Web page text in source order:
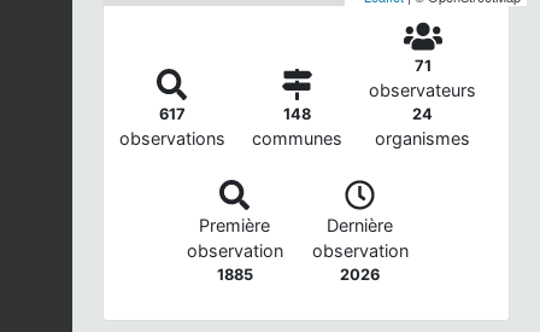
617
observations
148
communes
71
observateurs
24
organismes
Première
observation
1885
Dernière
observation
2026